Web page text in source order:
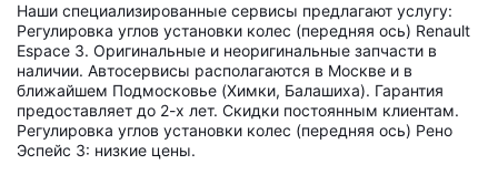
Наши специализированные сервисы предлагают услугу:
Регулировка углов установки колес (передняя ось) Renault
Espace 3. Оригинальные и неоригинальные запчасти в
наличии. Автосервисы располагаются в Москве и в
ближайшем Подмосковье (Химки, Балашиха). Гарантия
предоставляет до 2-х лет. Скидки постоянным клиентам.
Регулировка углов установки колес (передняя ось) Рено
Эспейс 3: низкие цены.